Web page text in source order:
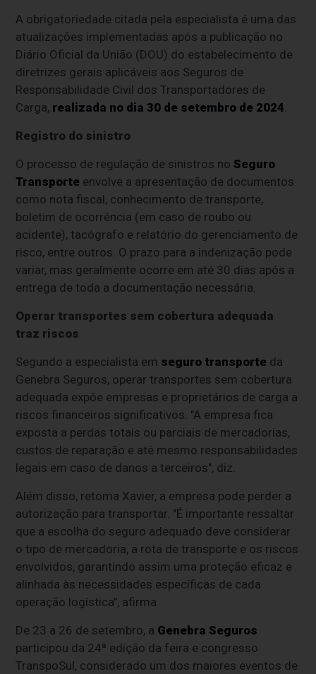
A obrigatoriedade citada pela especialista é uma das
atualizações implementadas após a publicação no
Diário Oficial da União (DOU) do estabelecimento de
diretrizes gerais aplicáveis aos Seguros de
Responsabilidade Civil dos Transportadores de
Carga, realizada no dia 30 de setembro de 2024.
Registro do sinistro
O processo de regulação de sinistros no Seguro
Transporte envolve a apresentação de documentos
como nota fiscal, conhecimento de transporte,
boletim de ocorrência (em caso de roubo ou
acidente), tacógrafo e relatório do gerenciamento de
risco, entre outros. O prazo para a indenização pode
variar, mas geralmente ocorre em até 30 dias após a
entrega de toda a documentação necessária.
Operar transportes sem cobertura adequada
traz riscos
Segundo a especialista em seguro transporte da
Genebra Seguros, operar transportes sem cobertura
adequada expõe empresas e proprietários de carga a
riscos financeiros significativos. "A empresa fica
exposta a perdas totais ou parciais de mercadorias,
custos de reparação e até mesmo responsabilidades
legais em caso de danos a terceiros", diz.
Além disso, retoma Xavier, a empresa pode perder a
autorização para transportar. "É importante ressaltar
que a escolha do seguro adequado deve considerar
o tipo de mercadoria, a rota de transporte e os riscos
envolvidos, garantindo assim uma proteção eficaz e
alinhada às necessidades específicas de cada
operação logística", afirma.
De 23 a 26 de setembro, a Genebra Seguros
participou da 24ª edição da feira e congresso
TranspoSul, considerado um dos maiores eventos de